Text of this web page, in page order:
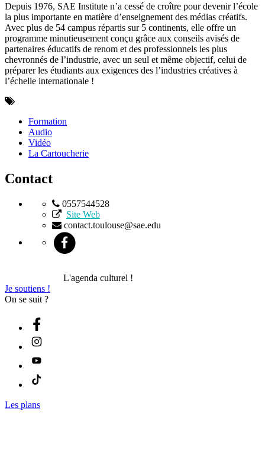
Depuis 1976, SAE Institute n’a cessé de croître pour devenir l’école
la plus importante en matière d’enseignement des médias créatifs.
Avec plus de 54 campus répartis sur 5 continents, elle offre un
programme minutieusement conçu grâce aux conseils avisés de
partenaires éducatifs de renom et des professionnels les plus
chevronnés de l’industrie, avec un seul et même objectif, celui de
préparer les étudiants aux exigences des l’industries créatives à
l’échelle internationale !
Formation
Audio
Vidéo
La Cartoucherie
Contact
0557544528
Site Web
contact.toulouse@sae.edu
L'agenda culturel !
Je soutiens !
On se suit ?
Les plans